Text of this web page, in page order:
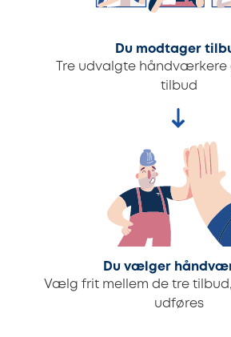
Du modtager
Tre udvalgte håndværkere
tilbud
Du vælger
Vælg frit mellem de tre
udføres